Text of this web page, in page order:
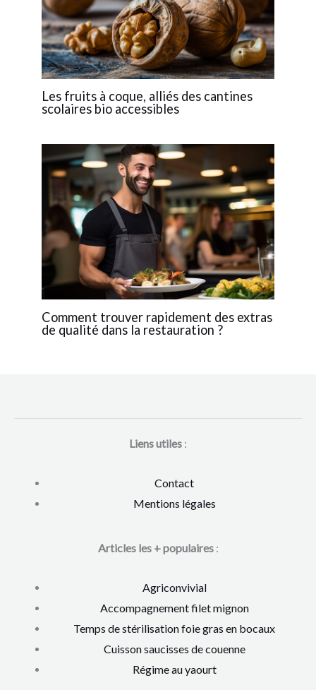
Les fruits à coque, alliés des cantines
scolaires bio accessibles
Comment trouver rapidement des extras
de qualité dans la restauration ?
Liens utiles :
Contact
Mentions légales
Articles les + populaires:
Agriconvivial
Accompagnement filet mignon
Temps de stérilisation foie gras en bocaux
Cuisson saucisses de couenne
Régime au yaourt